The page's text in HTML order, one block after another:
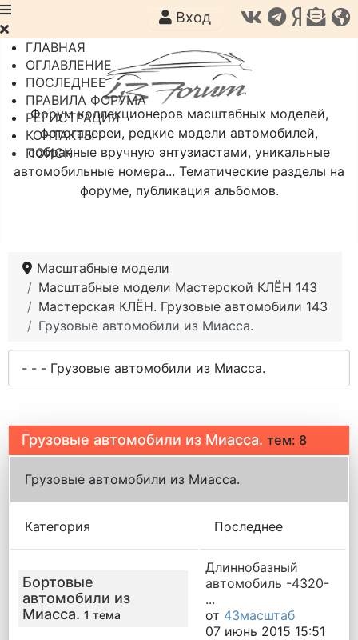
Форум коллекционеров масштабных моделей,
фотогалереи, редкие модели автомобилей,
собранные вручную энтузиастами, уникальные
автомобильные номера... Тематические разделы на
форуме, публикация альбомов.
Вход
ГЛАВНАЯ
ОГЛАВЛЕНИЕ
ПОСЛЕДНЕЕ
ПРАВИЛА ФОРУМА
РЕГИСТРАЦИЯ
КОНТАКТЫ
ПОИСК
Масштабные модели
Масштабные модели Мастерской КЛЁН 143
Мастерская КЛЁН. Грузовые автомобили 143
Грузовые автомобили из Миасса.
Грузовые автомобили из Миасса. тем: 8
Грузовые автомобили из Миасса.
Категория Последнее
Бортовые
автомобили из
Миасса. 1 тема
Длиннобазный
автомобиль -4320-
...
от 43масштаб
07 июнь 2015 15:51